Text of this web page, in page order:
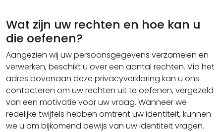
Wat zijn uw rechten en hoe kan u
die oefenen?
Aangezien wij uw persoonsgegevens verzamelen en
verwerken, beschikt u over een aantal rechten. Via het
adres bovenaan deze privacyverklaring kan u ons
contacteren om uw rechten uit te oefenen, vergezeld
van een motivatie voor uw vraag. Wanneer we
redelijke twijfels hebben omtrent uw identiteit, kunnen
we u om bijkomend bewijs van uw identiteit vragen.